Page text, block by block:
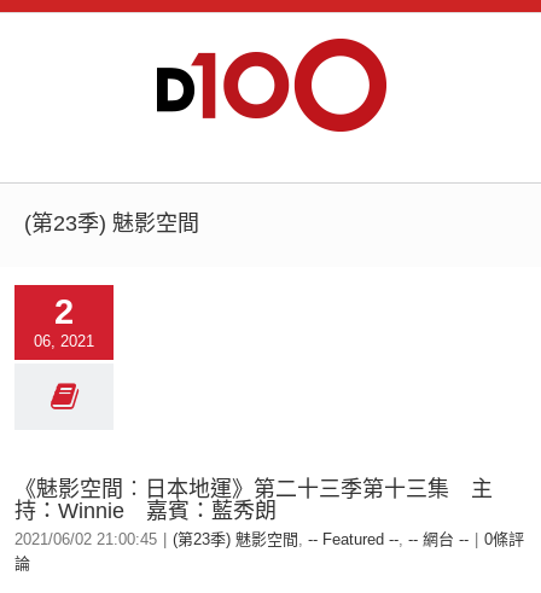
(第23季) 魅影空間
2
06, 2021
《魅影空間︰日本地運》第二十三季第十三集 主
持：Winnie 嘉賓：藍秀朗
2021/06/02 21:00:45 (第23季) 魅影空間 , -- Featured --, -- 網台 --
0條評
論